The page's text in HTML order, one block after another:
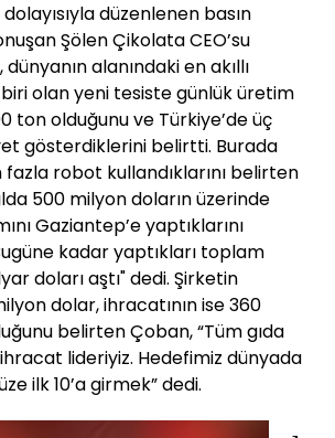
düzenlenen basın
Şölen Çikolata CEO’su
alanındaki en akıllı
olan yeni tesiste günlük üretim
ton olduğunu ve Türkiye’de üç
gösterdiklerini belirtti. Burada
robot kullandıklarını belirten
500 milyon doların üzerinde
Gaziantep’e yaptıklarını
kadar yaptıkları toplam
doları aştı" dedi. Şirketin
dolar, ihracatının ise 360
belirten Çoban, “Tüm gıda
lideriyiz. Hedefimiz dünyada
ilk 10’a girmek” dedi.